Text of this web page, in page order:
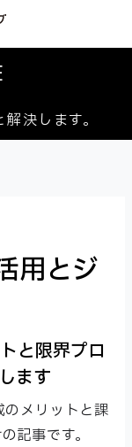
決します。
用とジ
と限界プロ
ます
メリットと課
記事です。